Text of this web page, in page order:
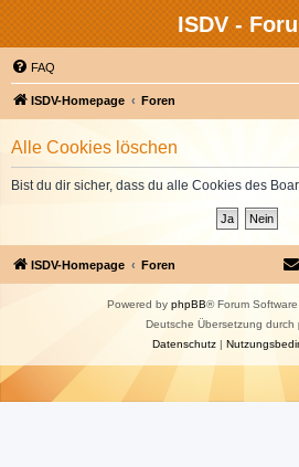
ISDV -
FAQ
ISDV-Homepage Foren
Alle Cookies löschen
Bist du dir sicher, dass du alle Cookies des
ISDV-Homepage Foren
Powered by phpBB® Forum
Deutsche Übersetzung durch
Datenschutz|